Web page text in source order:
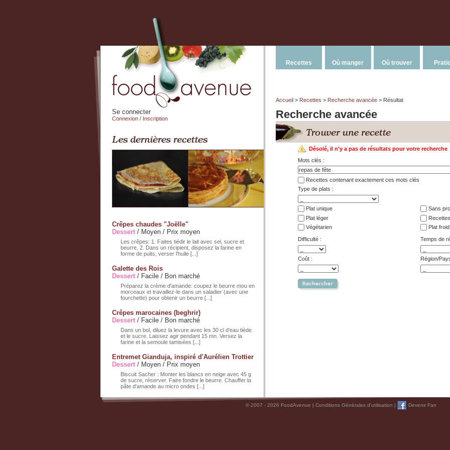
Se connecter
Connexion / Inscription
Crêpes chaudes "Joëlle"
Dessert / Moyen / Prix moyen
Les crêpes: 1. Faites tiédir le lait avec sel, sucre et
beurre, 2. Dans un récipient, disposez la farine en
forme de puits, verser l'huile [...]
Galette des Rois
Dessert / Facile / Bon marché
Préparez la crème d'amande: coupez le beurre mou en
morceaux et travaillez-le dans un saladier (avec une
fourchette) pour obtenir un beurre [...]
Crêpes marocaines (beghrir)
Dessert / Facile / Bon marché
Dans un bol, diluez la levure avec les 30 cl d'eau tiède
et le sucre. Laissez agir pendant 15 mn. Versez la
farine et la semoule tamisées [...]
Entremet Gianduja, inspiré d'Aurélien Trottier
Dessert / Moyen / Prix moyen
Biscuit Sacher : Monter les blancs en neige avec 45 g
de sucre, réserver. Faire fondre le beurre. Chauffer la
pâte d'amande au micro ondes [...]
Recettes Où manger Où trouver
Accueil > Recettes > Recherche avancée > Résultat
Recherche avancée
Désolé, il n'y a pas de résultats pour votre recherche
Mots clés :
Recettes contenant exactement ces mots clés
Type de plats :
Plat unique
Plat léger
Végétarien
Sans
Plat froid
Difficulté :
Temps de
Coût : Région/
© 2007 - 2026 FoodAvenue | Conditions Générales d'utilisation | Devenir Fan